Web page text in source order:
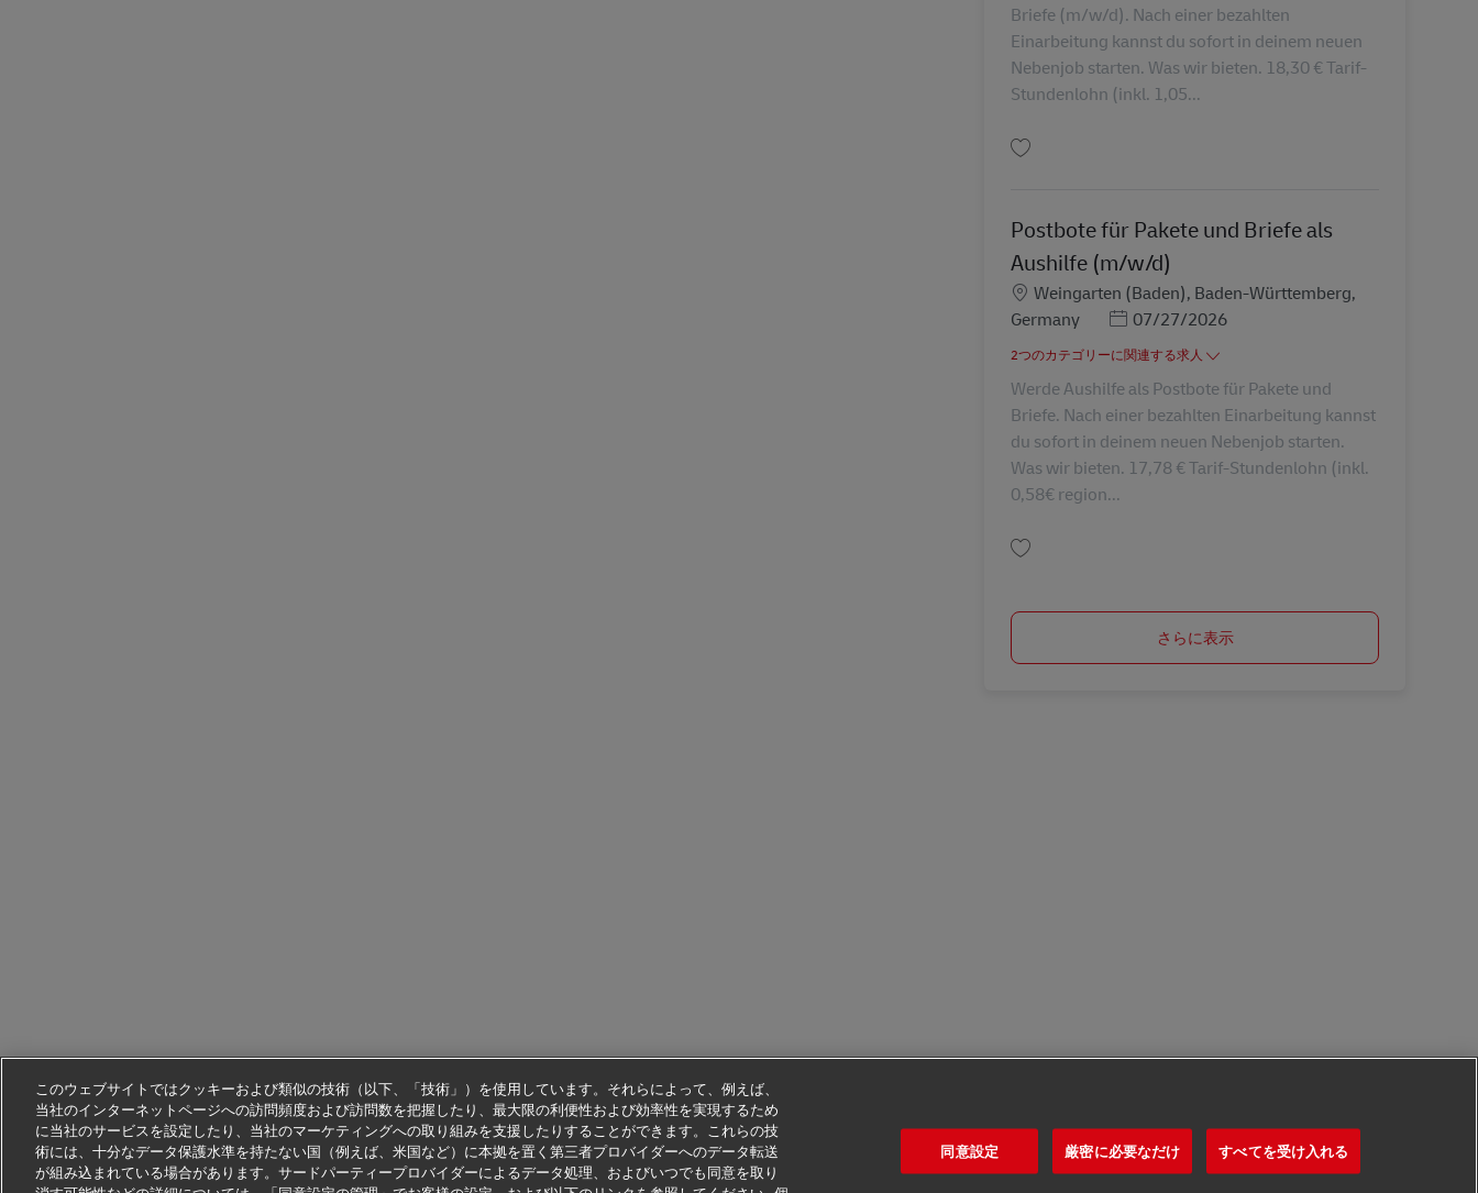
Briefe (m/w/d). Nach einer bezahlten
Einarbeitung kannst du sofort in deinem neuen
Nebenjob starten. Was wir bieten. 18,30 € Tarif-
Stundenlohn (inkl. 1,05...
Postbote für Pakete und Briefe als
Aushilfe (m/w/d)
勤務地
Weingarten (Baden), Baden-Württemberg,
Germany
Posted Date
07/27/2026
2つのカテゴリーに関連する求人
Werde Aushilfe als Postbote für Pakete und
Briefe. Nach einer bezahlten Einarbeitung kannst
du sofort in deinem neuen Nebenjob starten.
Was wir bieten. 17,78 € Tarif-Stundenlohn (inkl.
0,58€ region...
さらに表示
このウェブサイトではクッキーおよび類似の技術（以下、「技術」）を使用しています。それらによって、例えば、
当社のインターネットページへの訪問頻度および訪問数を把握したり、最大限の利便性および効率性を実現するため
に当社のサービスを設定したり、当社のマーケティングへの取り組みを支援したりすることができます。これらの技
術には、十分なデータ保護水準を持たない国（例えば、米国など）に本拠を置く第三者プロバイダーへのデータ転送
が組み込まれている場合があります。サードパーティープロバイダーによるデータ処理、およびいつでも同意を取り
同意設定 厳密に必要なだけ すべてを受け入れる